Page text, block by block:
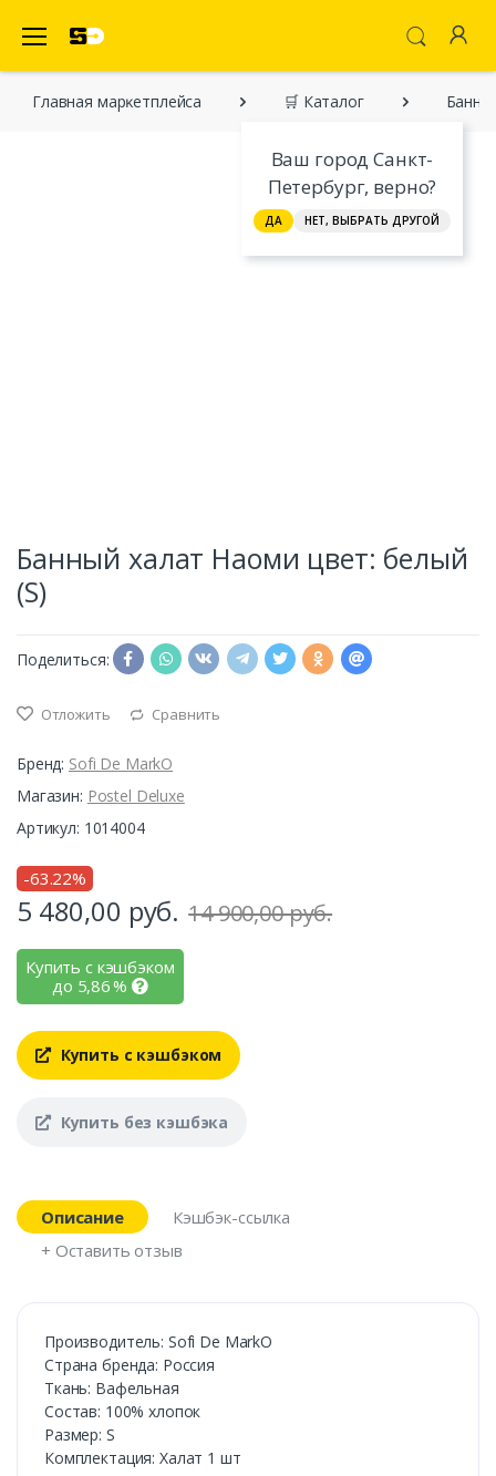
Ваш город Санкт-
Петербург, верно?
ДА НЕТ, ВЫБРАТЬ ДРУГОЙ
Главная марĸетплейса 🛒 Каталог
Банный халат Наоми цвет: белый
(S)
Поделиться:
Отложить Сравнить
Бренд: Sofi De MarkO
Магазин: Postel Deluxe
Артикул: 1014004
-63.22%
5 480,00 руб. 14 900,00 руб.
Купить с кэшбэком
до 5,86%
Купить с кэшбэком
Купить без кэшбэка
Описание
Кэшбэк-ссылка
+ Оставить отзыв
Производитель: Sofi De MarkO
Страна бренда: Россия
Ткань: Вафельная
Состав: 100% хлопок
Размер: S
Комплектация: Халат 1 шт